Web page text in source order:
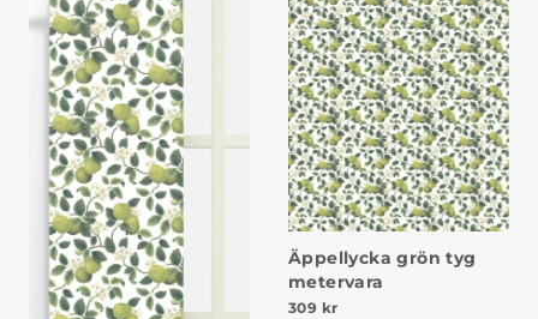
Äppellycka grön tyg
metervara
309 kr